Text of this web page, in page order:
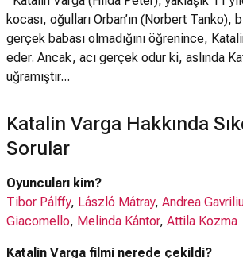
kocası, oğulları Orban’ın (Norbert Tanko),
gerçek babası olmadığını öğrenince,
eder. Ancak, acı gerçek odur ki, aslında
uğramıştır...
Katalin Varga Hakkında
Sorular
Oyuncuları kim?
Tibor Pálffy, László Mátray, Andrea
Giacomello, Melinda Kántor, Attila Kozma
Katalin Varga filmi nerede çekildi?